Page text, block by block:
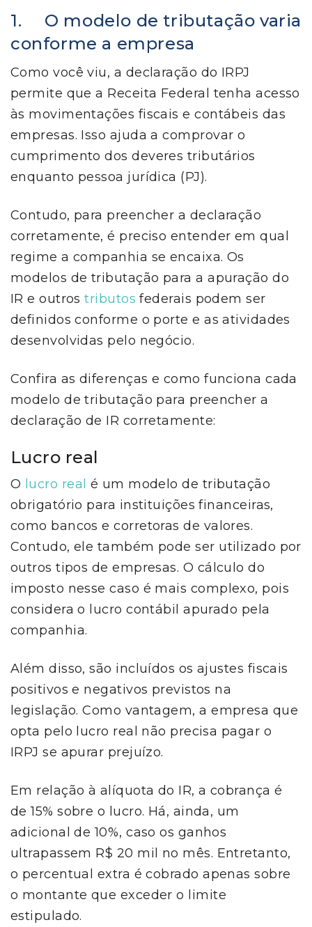
1. O modelo de tributação varia
conforme a empresa
Como você viu, a declaração do IRPJ
permite que a Receita Federal tenha acesso
às movimentações fiscais e contábeis das
empresas. Isso ajuda a comprovar o
cumprimento dos deveres tributários
enquanto pessoa jurídica (PJ).
Contudo, para preencher a declaração
corretamente, é preciso entender em qual
regime a companhia se encaixa. Os
modelos de tributação para a apuração do
IR e outrostributos federais podem ser
definidos conforme o porte e as atividades
desenvolvidas pelo negócio.
Confira as diferenças e como funciona cada
modelo de tributação para preencher a
declaração de IR corretamente:
Lucro real
O lucro real é um modelo de tributação
obrigatório para instituições financeiras,
como bancos e corretoras de valores.
Contudo, ele também pode ser utilizado por
outros tipos de empresas. O cálculo do
imposto nesse caso é mais complexo, pois
considera o lucro contábil apurado pela
companhia.
Além disso, são incluídos os ajustes fiscais
positivos e negativos previstos na
legislação. Como vantagem, a empresa que
opta pelo lucro real não precisa pagar o
IRPJ se apurar prejuízo.
Em relação à alíquota do IR, a cobrança é
de 15% sobre o lucro. Há, ainda, um
adicional de 10%, caso os ganhos
ultrapassem R$ 20 mil no mês. Entretanto,
o percentual extra é cobrado apenas sobre
o montante que exceder o limite
estipulado.